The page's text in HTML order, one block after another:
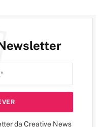
da Creative News